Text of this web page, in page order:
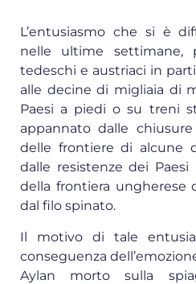
L’entusiasmo che si è
nelle ultime settimane,
tedeschi e austriaci in
alle decine di migliaia di
Paesi a piedi o su treni
appannato dalle
delle frontiere di alcune
dalle resistenze dei Paesi
della frontiera ungherese
dal filo spinato.
Il motivo di tale
conseguenza
Aylan morto sulla